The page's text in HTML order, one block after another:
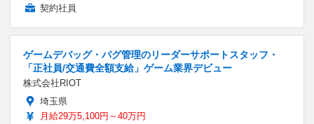
契約社員
ゲームデバッグ・バグ管理のリーダーサポートスタッフ・
「正社員/交通費全額支給」ゲーム業界デビュー
株式会社RIOT
埼玉県
月給29万5,100円～40万円